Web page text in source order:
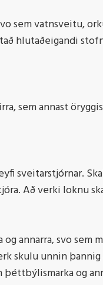
sem vatnsveitu,
hlutaðeigandi
sem annast
sveitarstjórnar.
Að verki loknu
annarra, svo
skulu unnin
og